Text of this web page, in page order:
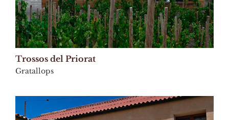
Trossos del Priorat
Gratallops